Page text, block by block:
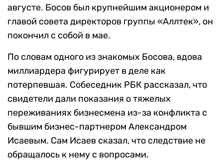
августе. Босов был крупнейшим акционером и
главой совета директоров группы «Аллтек», он
покончил с собой в мае.
По словам одного из знакомых Босова, вдова
миллиардера фигурирует в деле как
потерпевшая. Собеседник РБК рассказал, что
свидетели дали показания о тяжелых
переживаниях бизнесмена из-за конфликта с
бывшим бизнес-партнером Александром
Исаевым. Сам Исаев сказал, что следствие не
обращалось к нему с вопросами.